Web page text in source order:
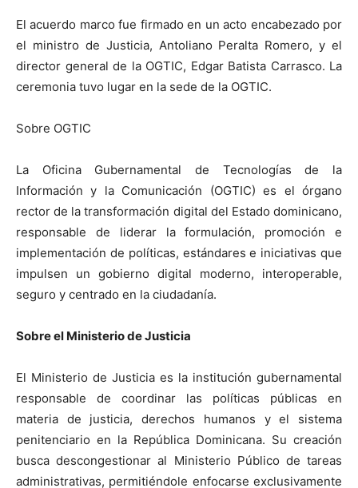
El acuerdo marco fue firmado en un acto encabezado por
el ministro de Justicia, Antoliano Peralta Romero, y el
director general de la OGTIC, Edgar Batista Carrasco. La
ceremonia tuvo lugar en la sede de la OGTIC.
Sobre OGTIC
La Oficina Gubernamental de Tecnologías de la
Información y la Comunicación (OGTIC) es el órgano
rector de la transformación digital del Estado dominicano,
responsable de liderar la formulación, promoción e
implementación de políticas, estándares e iniciativas que
impulsen un gobierno digital moderno, interoperable,
seguro y centrado en la ciudadanía.
Sobre el Ministerio de Justicia
El Ministerio de Justicia es la institución gubernamental
responsable de coordinar las políticas públicas en
materia de justicia, derechos humanos y el sistema
penitenciario en la República Dominicana. Su creación
busca descongestionar al Ministerio Público de tareas
administrativas, permitiéndole enfocarse exclusivamente